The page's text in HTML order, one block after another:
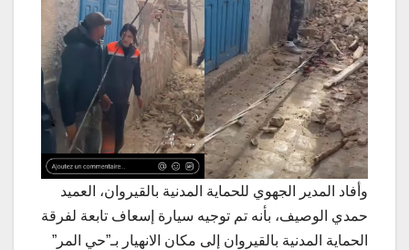
وأفاد المدير الجهوي للحماية المدنية بالقيروان، العميد
حمدي الوصيف، بأنه تم توجيه سيارة إسعاف تابعة لفرقة
الحماية المدنية بالقيروان إلى مكان الانهيار بـ”حي المر”